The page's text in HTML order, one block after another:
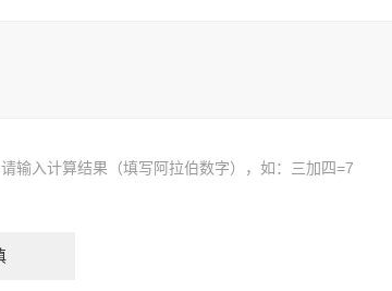
请输入计算结果（填写阿拉伯数字），如：三加四=7